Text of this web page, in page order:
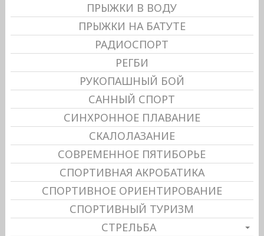
ПРЫЖКИ В ВОДУ
ПРЫЖКИ НА БАТУТЕ
РАДИОСПОРТ
РЕГБИ
РУКОПАШНЫЙ БОЙ
САННЫЙ СПОРТ
СИНХРОННОЕ ПЛАВАНИЕ
СКАЛОЛАЗАНИЕ
СОВРЕМЕННОЕ ПЯТИБОРЬЕ
СПОРТИВНАЯ АКРОБАТИКА
СПОРТИВНОЕ ОРИЕНТИРОВАНИЕ
СПОРТИВНЫЙ ТУРИЗМ
СТРЕЛЬБА